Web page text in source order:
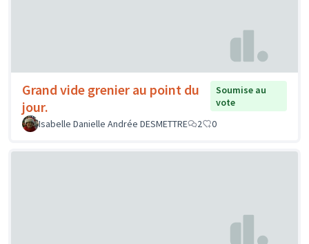
Grand vide grenier au point du
jour.
Soumise au
vote
Isabelle Danielle Andrée DESMETTRE
2 0